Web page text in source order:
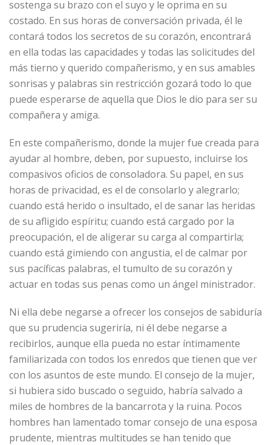
sostenga su brazo con el suyo y le oprima en su
costado. En sus horas de conversación privada, él le
contará todos los secretos de su corazón, encontrará
en ella todas las capacidades y todas las solicitudes del
más tierno y querido compañerismo, y en sus amables
sonrisas y palabras sin restricción gozará todo lo que
puede esperarse de aquella que Dios le dio para ser su
compañera y amiga.
En este compañerismo, donde la mujer fue creada para
ayudar al hombre, deben, por supuesto, incluirse los
compasivos oficios de consoladora. Su papel, en sus
horas de privacidad, es el de consolarlo y alegrarlo;
cuando está herido o insultado, el de sanar las heridas
de su afligido espíritu; cuando está cargado por la
preocupación, el de aligerar su carga al compartirla;
cuando está gimiendo con angustia, el de calmar por
sus pacíficas palabras, el tumulto de su corazón y
actuar en todas sus penas como un ángel ministrador.
Ni ella debe negarse a ofrecer los consejos de sabiduría
que su prudencia sugeriría, ni él debe negarse a
recibirlos, aunque ella pueda no estar íntimamente
familiarizada con todos los enredos que tienen que ver
con los asuntos de este mundo. El consejo de la mujer,
si hubiera sido buscado o seguido, habría salvado a
miles de hombres de la bancarrota y la ruina. Pocos
hombres han lamentado tomar consejo de una esposa
prudente, mientras multitudes se han tenido que